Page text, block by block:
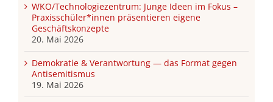
WKO/Technologiezentrum: Junge Ideen im Fokus –
Praxisschüler*innen präsentieren eigene
Geschäftskonzepte
20. Mai 2026
Demokratie & Verantwortung — das Format gegen
Antisemitismus
19. Mai 2026